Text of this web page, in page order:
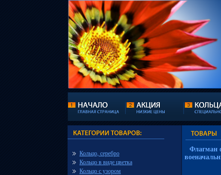
Кольцо, серебро
Кольцо в виде цветка
Кольцо с узором
Флагман